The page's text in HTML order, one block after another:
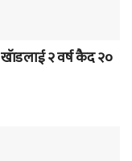
२ वर्ष कैद २०